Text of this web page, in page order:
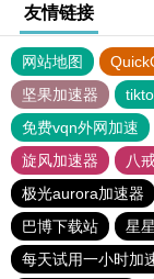
友情链接
网站地图
坚果加速器
免费vqn外网加速
旋风加速器
八
极光aurora加速器
巴博下载站
星
每天试用一小时加